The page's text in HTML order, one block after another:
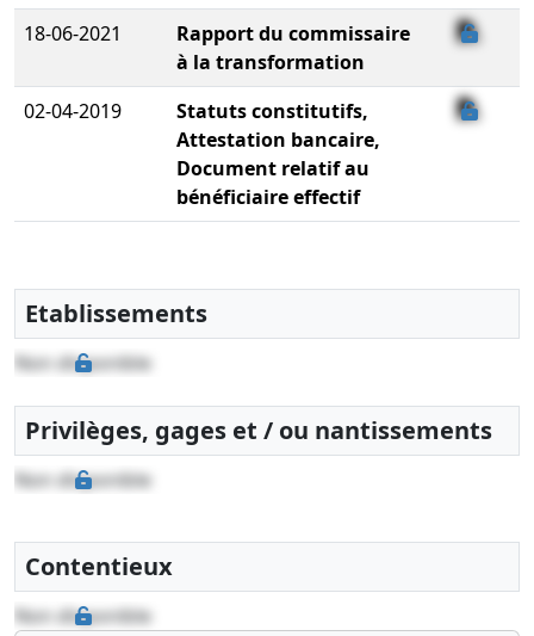
18-06-2021
Rapport du commissaire
à la transformation
02-04-2019
Statuts constitutifs,
Attestation bancaire,
Document relatif au
bénéficiaire effectif
Etablissements
Non disponible
Privilèges, gages et / ou nantissements
Non disponible
Contentieux
Non disponible